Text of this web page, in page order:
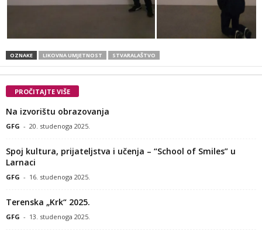
OZNAKE LIKOVNA UMJETNOST STVARALAŠTVO
PROČITAJTE VIŠE
Na izvorištu obrazovanja
GFG - 20. studenoga 2025.
Spoj kultura, prijateljstva i učenja – “School of Smiles” u
Larnaci
GFG - 16. studenoga 2025.
Terenska „Krk“ 2025.
GFG - 13. studenoga 2025.